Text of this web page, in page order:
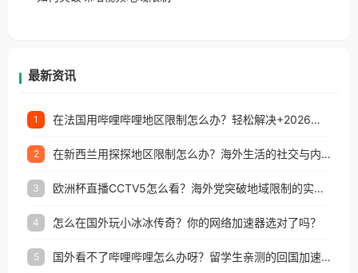
户收听网易云音乐地区版权限制」的问题，无论人在
最新资讯
1 在法国用哔哩哔哩地区限制怎么办？轻松解决+2026世界杯看球攻略
2 在新西兰用探探地区限制怎么办？海外生活的社交与内容之困
3 欧洲杯直播CCTV5怎么看？海外党突破地域限制的实用指南
4 怎么在国外玩小冰冰传奇？你的网络加速器选对了吗？
5 国外看不了哔哩哔哩怎么办呀？留学生亲测的回国加速全攻略（含酷我音乐渤海银行解决方法）